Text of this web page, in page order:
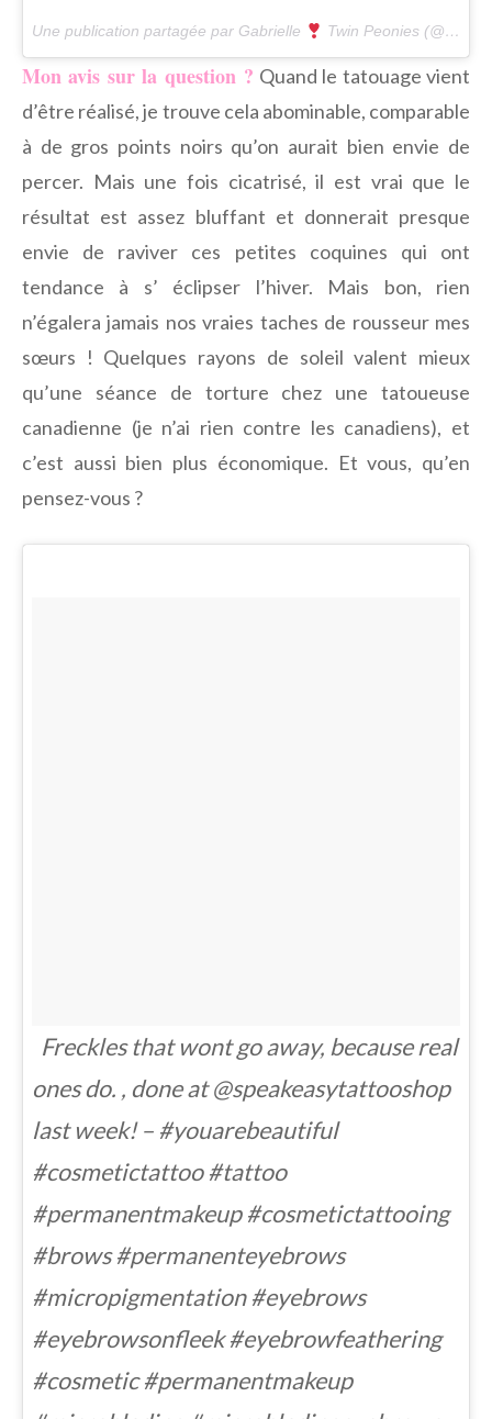
Une publication partagée par Gabrielle Twin Peonies (@gabriellerainbow) le
Mon avis sur la question ? Quand le tatouage vient
d’être réalisé, je trouve cela abominable, comparable
à de gros points noirs qu’on aurait bien envie de
percer. Mais une fois cicatrisé, il est vrai que le
résultat est assez bluffant et donnerait presque
envie de raviver ces petites coquines qui ont
tendance à s’ éclipser l’hiver. Mais bon, rien
n’égalera jamais nos vraies taches de rousseur mes
sœurs ! Quelques rayons de soleil valent mieux
qu’une séance de torture chez une tatoueuse
canadienne (je n’ai rien contre les canadiens), et
c’est aussi bien plus économique. Et vous, qu’en
pensez-vous ?
Freckles that wont go away, because real
ones do. , done at @speakeasytattooshop
last week! – #youarebeautiful
#cosmetictattoo #tattoo
#permanentmakeup #cosmetictattooing
#brows #permanenteyebrows
#micropigmentation #eyebrows
#eyebrowsonfleek #eyebrowfeathering
#cosmetic #permanentmakeup